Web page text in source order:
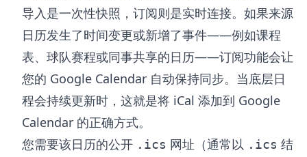
导入是一次性快照，订阅则是实时连接。如果来源
日历发生了时间变更或新增了事件——例如课程
表、球队赛程或同事共享的日历——订阅功能会让
您的 Google Calendar 自动保持同步。当底层日
程会持续更新时，这就是将 iCal 添加到 Google
Calendar 的正确方式。
您需要该日历的公开 .ics 网址（通常以 .ics 结